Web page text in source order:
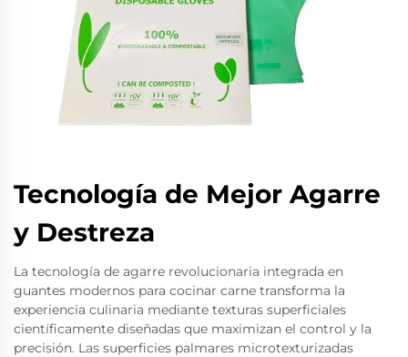
Tecnología de Mejor Agarre
y Destreza
La tecnología de agarre revolucionaria integrada en
guantes modernos para cocinar carne transforma la
experiencia culinaria mediante texturas superficiales
científicamente diseñadas que maximizan el control y la
precisión. Las superficies palmares microtexturizadas